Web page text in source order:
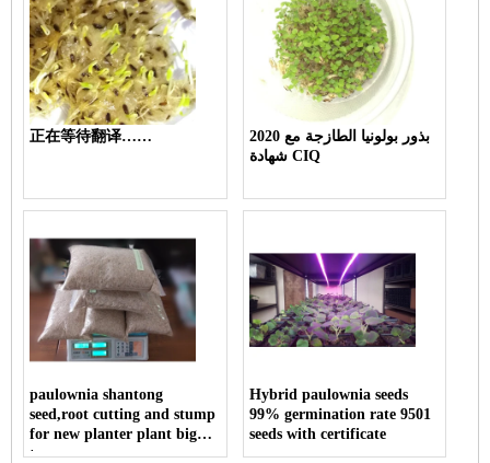
正在等待翻译……
2020 بذور بولونيا الطازجة مع
شهادة CIQ
paulownia shantong
seed,root cutting and stump
for new planter plant big
tree
Hybrid paulownia seeds
99% germination rate 9501
seeds with certificate